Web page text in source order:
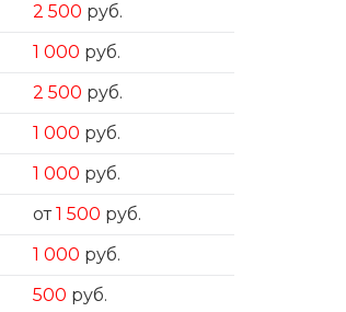
2 500 руб.
1 000 руб.
2 500 руб.
1 000 руб.
1 000 руб.
от1 500 руб.
1 000 руб.
500 руб.